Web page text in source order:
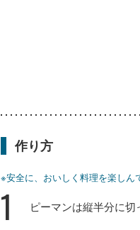
作り方
※安全に、おいしく料理を楽しん
1 ピーマンは縦半分に